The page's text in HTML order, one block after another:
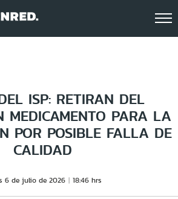
ISP: RETIRAN DEL
MEDICAMENTO PARA LA
POR POSIBLE FALLA DE
CALIDAD
6 de julio de 2026 18:46 hrs